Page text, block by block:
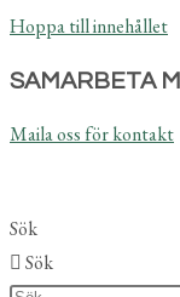
Hoppa till innehållet
SAMARBETA
Maila oss för kontakt
Sök
Sök